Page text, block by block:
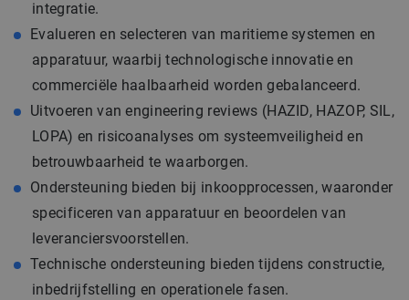
integratie.
Evalueren en selecteren van maritieme systemen en
apparatuur, waarbij technologische innovatie en
commerciële haalbaarheid worden gebalanceerd.
Uitvoeren van engineering reviews (HAZID, HAZOP, SIL,
LOPA) en risicoanalyses om systeemveiligheid en
betrouwbaarheid te waarborgen.
Ondersteuning bieden bij inkoopprocessen, waaronder
specificeren van apparatuur en beoordelen van
leveranciersvoorstellen.
Technische ondersteuning bieden tijdens constructie,
inbedrijfstelling en operationele fasen.